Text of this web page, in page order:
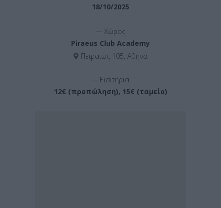
18/10/2025
Χώρος
Piraeus Club Academy
Πειραιώς 105, Αθήνα
Εισιτήρια
12€ (προπώληση), 15€ (ταμείο)